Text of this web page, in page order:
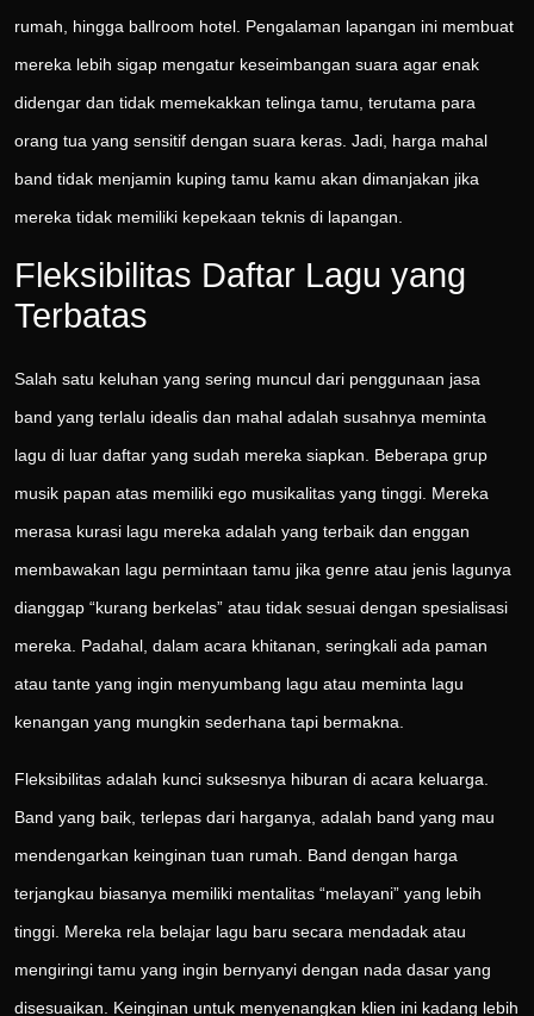
rumah, hingga ballroom hotel. Pengalaman lapangan ini membuat
mereka lebih sigap mengatur keseimbangan suara agar enak
didengar dan tidak memekakkan telinga tamu, terutama para
orang tua yang sensitif dengan suara keras. Jadi, harga mahal
band tidak menjamin kuping tamu kamu akan dimanjakan jika
mereka tidak memiliki kepekaan teknis di lapangan.
Fleksibilitas Daftar Lagu yang
Terbatas
Salah satu keluhan yang sering muncul dari penggunaan jasa
band yang terlalu idealis dan mahal adalah susahnya meminta
lagu di luar daftar yang sudah mereka siapkan. Beberapa grup
musik papan atas memiliki ego musikalitas yang tinggi. Mereka
merasa kurasi lagu mereka adalah yang terbaik dan enggan
membawakan lagu permintaan tamu jika genre atau jenis lagunya
dianggap “kurang berkelas” atau tidak sesuai dengan spesialisasi
mereka. Padahal, dalam acara khitanan, seringkali ada paman
atau tante yang ingin menyumbang lagu atau meminta lagu
kenangan yang mungkin sederhana tapi bermakna.
Fleksibilitas adalah kunci suksesnya hiburan di acara keluarga.
Band yang baik, terlepas dari harganya, adalah band yang mau
mendengarkan keinginan tuan rumah. Band dengan harga
terjangkau biasanya memiliki mentalitas “melayani” yang lebih
tinggi. Mereka rela belajar lagu baru secara mendadak atau
mengiringi tamu yang ingin bernyanyi dengan nada dasar yang
disesuaikan. Keinginan untuk menyenangkan klien ini kadang lebih